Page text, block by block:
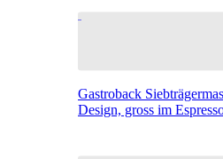
Gastroback
Design, gross im